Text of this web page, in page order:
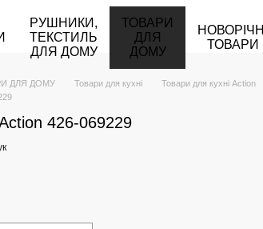
РУШНИКИ,
ТЕКСТИЛЬ
ДЛЯ ДОМУ
ТОВАРИ
ДЛЯ
ДОМУ
НОВОРІЧНІ
ТОВАРИ
ДЛЯ ДОМУ Товари для кухні
Товари для кухні Action
426-069229